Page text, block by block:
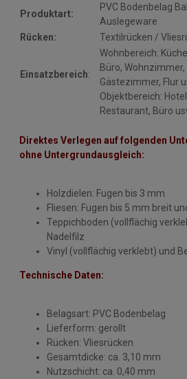
Produktart:
PVC Bodenbelag
Auslegeware
Rücken:
Textilrücken /
Einsatzbereich:
Wohnbereich:
Büro,
Gästezimmer, Flur
Objektbereich:
Restaurant, Büro
Direktes Verlegen auf folgenden
ohne Untergrundausgleich:
Holzdielen: Fugen bis 3 mm
Fliesen: Fugen bis 5 mm breit
Teppichboden (vollflächig
Nadelfilz
Vinyl (vollflächig verklebt) und
Technische Daten:
Belagsart: PVC Bodenbelag
Lieferform: gerollt
Rücken: Vliesrücken
Gesamtdicke: ca. 3,10 mm
Nutzschicht: ca. 0,40 mm